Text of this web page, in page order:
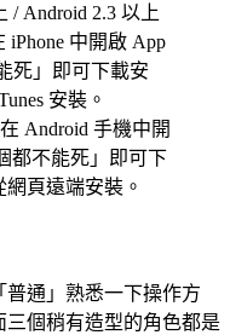
/ Android 2.3 以上
iPhone 中開啟 App
死」即可下載安
安裝。
在 Android 手機中開
都不能死」即可下
網頁遠端安裝。
通」熟悉一下操作方
個稍有造型的角色都是